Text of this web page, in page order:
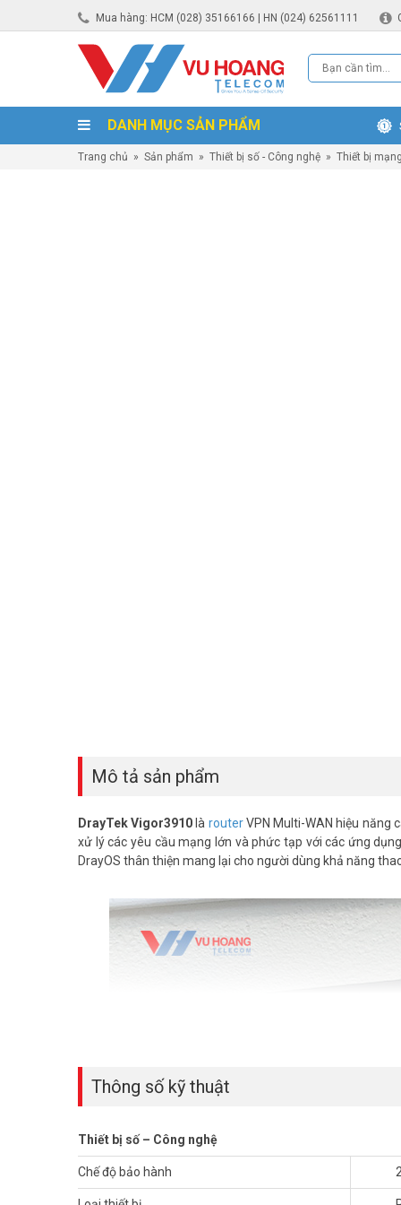
Mua hàng: HCM (028) 35166166 | HN (024) 62561111
DANH MỤC SẢN PHẨM
Trang chủ » Sản phẩm » Thiết bị số - Công nghệ » Thiết bị mạng
Mô tả sản phẩm
DrayTek Vigor3910là routerVPN Multi-WAN hiệu năng
xử lý các yêu cầu mạng lớn và phức tạp với các ứng
DrayOS thân thiện mang lại cho người dùng khả năng
Thông số kỹ thuật
Thiết bị số – Công nghệ
Chế độ bảo hành